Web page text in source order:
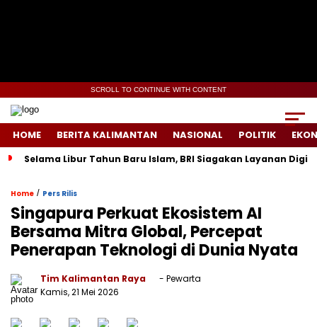
SCROLL TO CONTINUE WITH CONTENT
HOME BERITA KALIMANTAN NASIONAL POLITIK
Selama Libur Tahun Baru Islam, BRI Siagakan Layanan
Home / Pers Rilis
Singapura Perkuat Ekosistem AI
Bersama Mitra Global, Percepat
Penerapan Teknologi di Dunia Nyata
Tim Kalimantan Raya
- Pewarta
Kamis, 21 Mei 2026